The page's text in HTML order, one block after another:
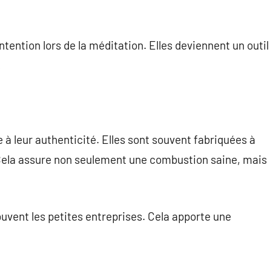
lors de la méditation. Elles deviennent un outil
leur authenticité. Elles sont souvent fabriquées à
assure non seulement une combustion saine, mais
les petites entreprises. Cela apporte une